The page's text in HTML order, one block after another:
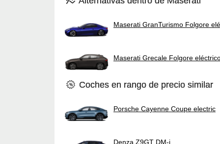
Maserati GranTurismo Folgore
Maserati Grecale Folgore
Coches en rango de precio similar
Porsche Cayenne Coupe electric
Denza Z9GT DM-i